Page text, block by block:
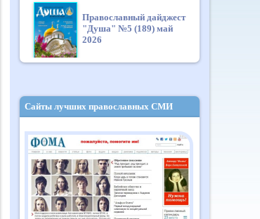
Православный дайджест
"Душа" №5 (189) май
2026
"Душа" №4 (188) апрель
2026
Православный дайджест
"Душа" №3 (187) март
2026
Сайты лучших православных СМИ